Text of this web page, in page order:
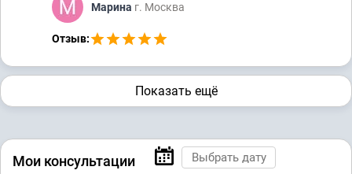
Марина г. Москва
Отзыв:
Показать ещё
Мои консультации